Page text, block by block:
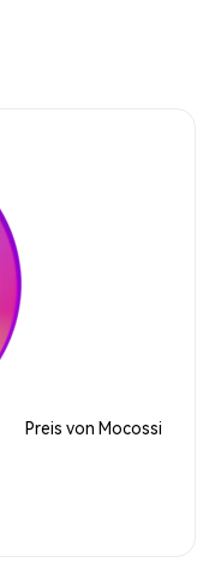
Preis von Mocossi